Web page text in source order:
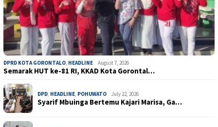
DPRD KOTA GORONTALO HEADLINE August 7, 2026
Semarak HUT ke-81 RI, KKAD Kota Gorontal…
DPD HEADLINE POHUWATO July 22, 2026
Syarif Mbuinga Bertemu Kajari Marisa, Ga…